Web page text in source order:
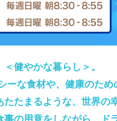
健やかな暮らし＞。
ーな食材や、健康のた
たまるような、世界の